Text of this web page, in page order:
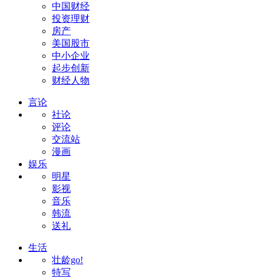
中国财经
投资理财
房产
美国股市
中小企业
起步创新
财经人物
言论
社论
评论
交流站
漫画
娱乐
明星
影视
音乐
韩流
送礼
生活
壮龄go!
特写